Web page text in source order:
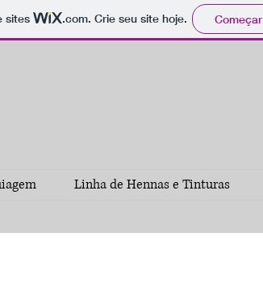
sites .com. Crie seu site hoje. Começar
Linha de Hennas e Tinturas